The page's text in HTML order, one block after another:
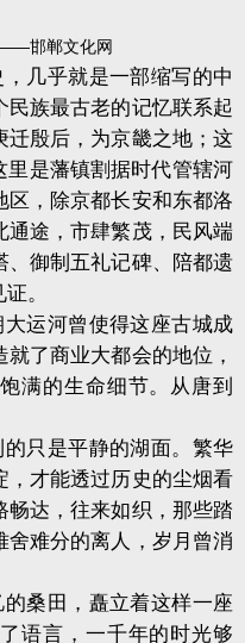
几乎就是一部缩写的中
族最古老的记忆联系起
迁殷后，为京畿之地；这
里是藩镇割据时代管辖河
，除京都长安和东都洛
通途，市肆繁茂，民风端
、御制五礼记碑、陪都遗
。
运河曾使得这座古城成
了商业大都会的地位，
满的生命细节。从唐到
只是平静的湖面。繁华
，才能透过历史的尘烟看
达，往来如织，那些踏
难分的离人，岁月曾消
桑田，矗立着这样一座
语言，一千年的时光够